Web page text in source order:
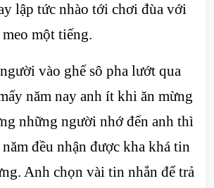
lập tức nhào tới chơi đùa với
một tiếng.
vào ghế sô pha lướt qua
năm nay anh ít khi ăn mừng
những người nhớ đến anh thì
đều nhận được kha khá tin
Anh chọn vài tin nhắn để trả